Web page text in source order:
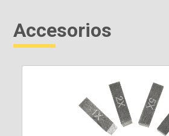
Accesorios